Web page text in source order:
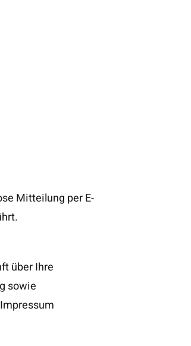
Mitteilung per E-
über Ihre
sowie